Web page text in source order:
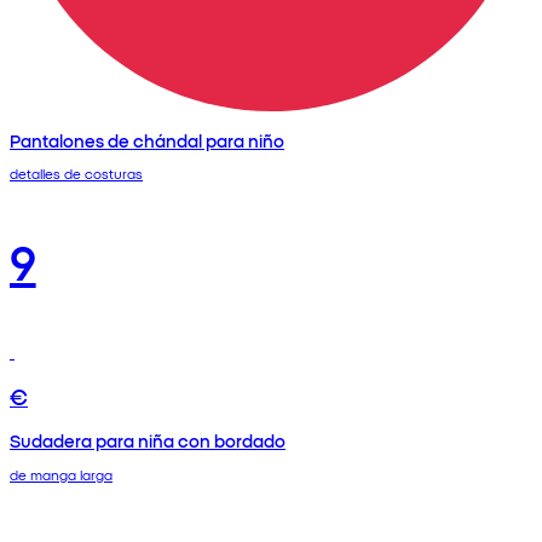
Pantalones de chándal para niño
detalles de costuras
9
€
Sudadera para niña con bordado
de manga larga